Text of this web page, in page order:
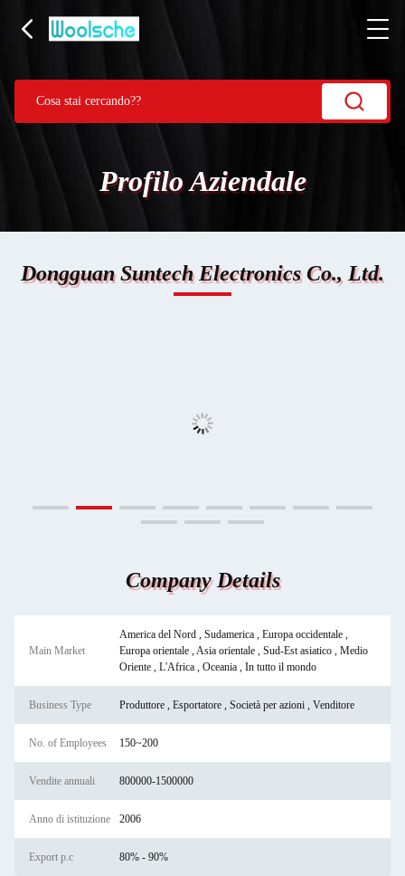
Profilo Aziendale
Dongguan Suntech Electronics Co., Ltd.
Company Details
Main Market
America del Nord , Sudamerica , Europa occidentale ,
Europa orientale , Asia orientale , Sud-Est asiatico , Medio
Oriente , L'Africa , Oceania , In tutto il mondo
Business Type Produttore , Esportatore , Società per azioni , Venditore
No. of Employees 150~200
Vendite annuali 800000-1500000
Anno di istituzione 2006
Export p.c 80% - 90%